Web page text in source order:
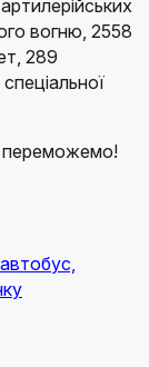
вогню, 2558
289
переможемо!